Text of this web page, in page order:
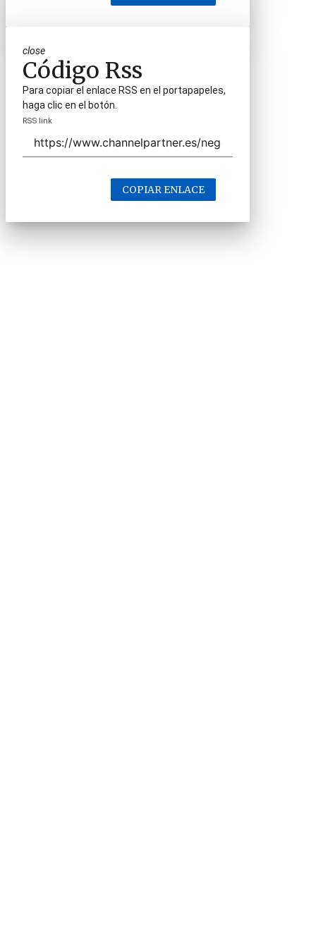
close
Código Rss
Para copiar el enlace RSS en el portapapeles,
haga clic en el botón.
RSS link
COPIAR ENLACE